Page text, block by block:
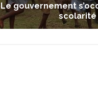
Le gouvernement
scolarité